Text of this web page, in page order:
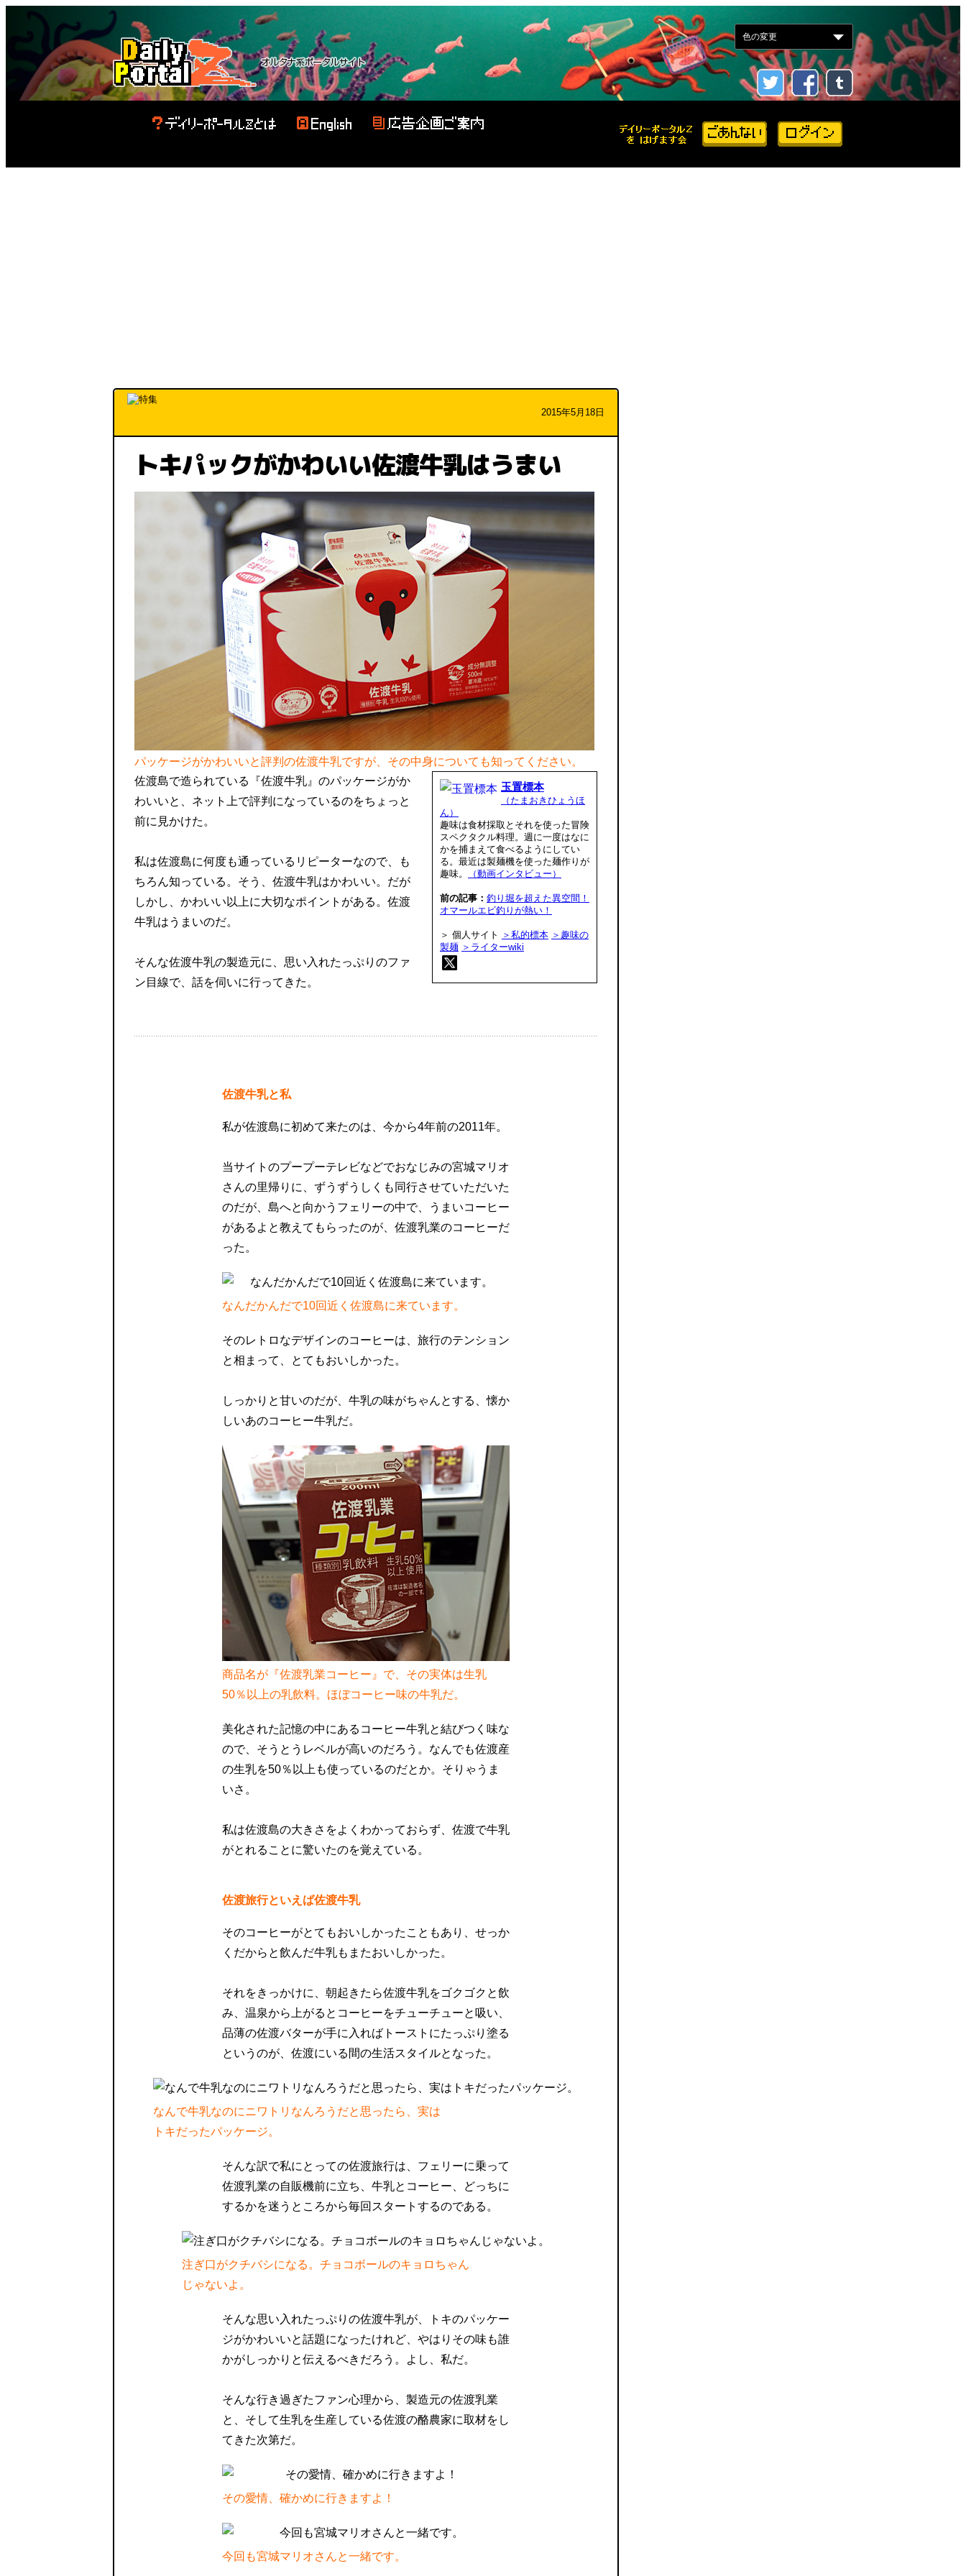
2015年5月18日
トキパックがかわいい佐渡牛乳はうまい
パッケージがかわいいと評判の佐渡牛乳ですが、その中身についても知ってください。
佐渡島で造られている『佐渡牛乳』のパッケージがか
わいいと、ネット上で評判になっているのをちょっと
前に見かけた。
私は佐渡島に何度も通っているリピーターなので、も
ちろん知っている。そう、佐渡牛乳はかわいい。だが
しかし、かわいい以上に大切なポイントがある。佐渡
牛乳はうまいのだ。
そんな佐渡牛乳の製造元に、思い入れたっぷりのファ
ン目線で、話を伺いに行ってきた。
玉置標本
（たまおきひょうほ
ん）
趣味は食材採取とそれを使った冒険
スペクタクル料理。週に一度はなに
かを捕まえて食べるようにしてい
る。最近は製麺機を使った麺作りが
趣味。
（動画インタビュー）
前の記事： 釣り堀を超えた異空間！
オマールエビ釣りが熱い！
＞ 個人サイト ＞私的標本 ＞趣味の
製麺 ＞ライターwiki
佐渡牛乳と私
私が佐渡島に初めて来たのは、今から4年前の2011年。
当サイトのプープーテレビなどでおなじみの宮城マリオ
さんの里帰りに、ずうずうしくも同行させていただいた
のだが、島へと向かうフェリーの中で、うまいコーヒー
があるよと教えてもらったのが、佐渡乳業のコーヒーだ
った。
なんだかんだで10回近く佐渡島に来ています。
そのレトロなデザインのコーヒーは、旅行のテンション
と相まって、とてもおいしかった。
しっかりと甘いのだが、牛乳の味がちゃんとする、懐か
しいあのコーヒー牛乳だ。
商品名が『佐渡乳業コーヒー』で、その実体は生乳
50％以上の乳飲料。ほぼコーヒー味の牛乳だ。
美化された記憶の中にあるコーヒー牛乳と結びつく味な
ので、そうとうレベルが高いのだろう。なんでも佐渡産
の生乳を50％以上も使っているのだとか。そりゃうま
いさ。
私は佐渡島の大きさをよくわかっておらず、佐渡で牛乳
がとれることに驚いたのを覚えている。
佐渡旅行といえば佐渡牛乳
そのコーヒーがとてもおいしかったこともあり、せっか
くだからと飲んだ牛乳もまたおいしかった。
それをきっかけに、朝起きたら佐渡牛乳をゴクゴクと飲
み、温泉から上がるとコーヒーをチューチューと吸い、
品薄の佐渡バターが手に入ればトーストにたっぷり塗る
というのが、佐渡にいる間の生活スタイルとなった。
なんで牛乳なのにニワトリなんろうだと思ったら、実は
トキだったパッケージ。
そんな訳で私にとっての佐渡旅行は、フェリーに乗って
佐渡乳業の自販機前に立ち、牛乳とコーヒー、どっちに
するかを迷うところから毎回スタートするのである。
注ぎ口がクチバシになる。チョコボールのキョロちゃん
じゃないよ。
そんな思い入れたっぷりの佐渡牛乳が、トキのパッケー
ジがかわいいと話題になったけれど、やはりその味も誰
かがしっかりと伝えるべきだろう。よし、私だ。
そんな行き過ぎたファン心理から、製造元の佐渡乳業
と、そして生乳を生産している佐渡の酪農家に取材をし
てきた次第だ。
その愛情、確かめに行きますよ！
今回も宮城マリオさんと一緒です。